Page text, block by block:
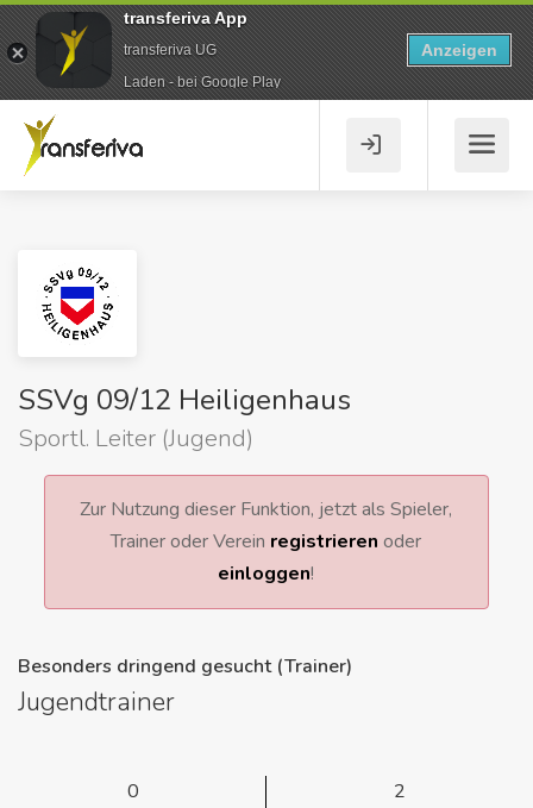
SSVg 09/12 Heiligenhaus
Sportl. Leiter (Jugend)
Zur Nutzung dieser Funktion, jetzt als Spieler,
Trainer oder Verein registrieren oder
einloggen!
Besonders dringend gesucht (Trainer)
Jugendtrainer
0
2
transferiva App
transferiva UG
Laden - bei Google Play
Anzeigen